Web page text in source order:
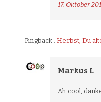
17. Oktober
Pingback : Herbst, Du
Markus L
Ah cool,